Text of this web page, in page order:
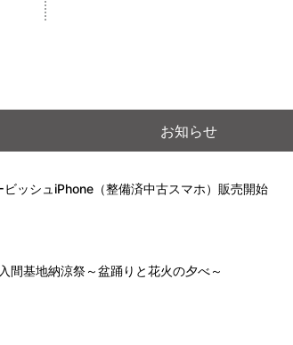
お知らせ
ビッシュiPhone（整備済中古スマホ）販売開始
間基地納涼祭～盆踊りと花火の夕べ～